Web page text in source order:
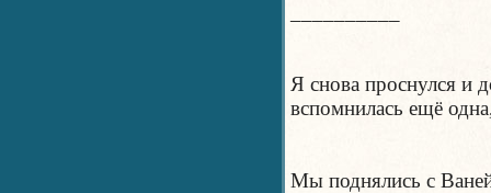
Я снова проснулся и
вспомнилась ещё
Мы поднялись с